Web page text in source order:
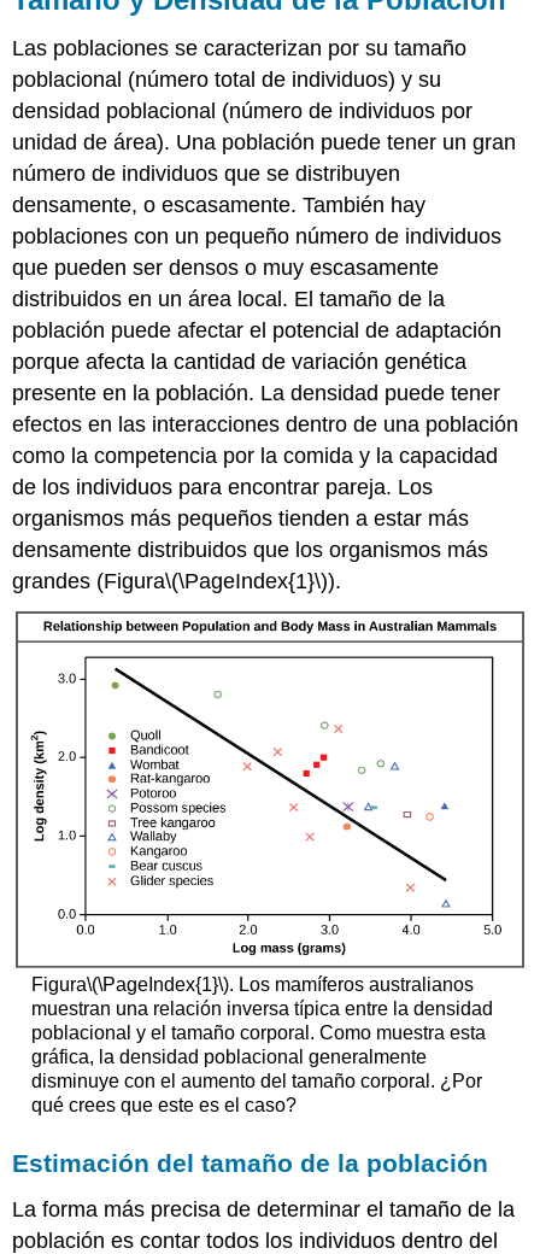
Las poblaciones se caracterizan por su tamaño
poblacional (número total de individuos) y su
densidad poblacional (número de individuos por
unidad de área). Una población puede tener un gran
número de individuos que se distribuyen
densamente, o escasamente. También hay
poblaciones con un pequeño número de individuos
que pueden ser densos o muy escasamente
distribuidos en un área local. El tamaño de la
población puede afectar el potencial de adaptación
porque afecta la cantidad de variación genética
presente en la población. La densidad puede tener
efectos en las interacciones dentro de una población
como la competencia por la comida y la capacidad
de los individuos para encontrar pareja. Los
organismos más pequeños tienden a estar más
densamente distribuidos que los organismos más
grandes (Figura\(\PageIndex{1}\)).
Figura\(\PageIndex{1}\). Los mamíferos australianos
muestran una relación inversa típica entre la densidad
poblacional y el tamaño corporal. Como muestra esta
gráfica, la densidad poblacional generalmente
disminuye con el aumento del tamaño corporal. ¿Por
qué crees que este es el caso?
Estimación del tamaño de la población
La forma más precisa de determinar el tamaño de la
población es contar todos los individuos dentro del